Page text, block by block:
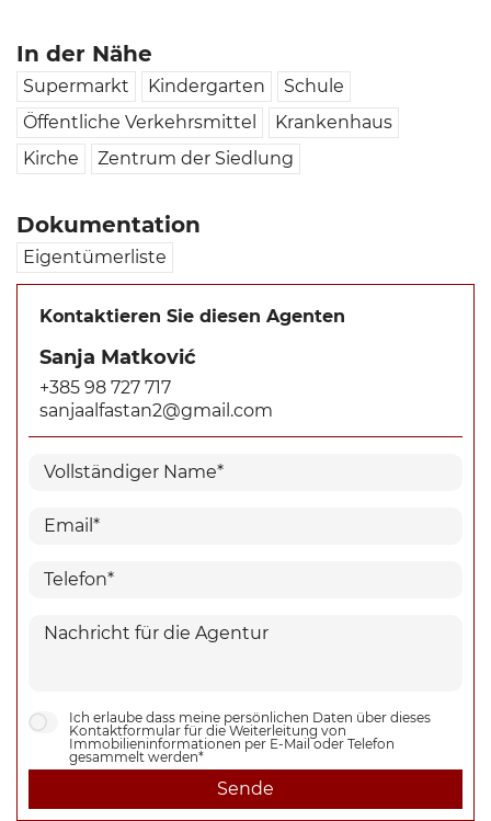
In der Nähe
Supermarkt Kindergarten
Schule
Öffentliche Verkehrsmittel
Krankenhaus
Kirche
Zentrum der Siedlung
Dokumentation
Eigentümerliste
Kontaktieren Sie diesen Agenten
Sanja Matković
+385 98 727 717
sanjaalfastan2@gmail.com
Ich erlaube dass meine persönlichen Daten über dieses
Kontaktformular für die Weiterleitung von
Immobilieninformationen per E-Mail oder Telefon
gesammelt werden*
Sende